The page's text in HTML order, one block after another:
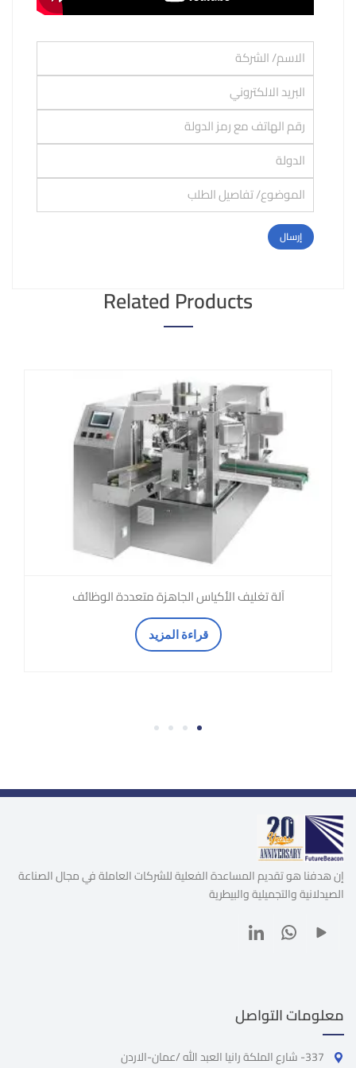
Related Products
آلة تغليف الأكياس الجاهزة متعددة الوظائف
قراءة المزيد
1
2
3
4
إن هدفنا هو تقديم المساعدة الفعلية للشركات العاملة في مجال الصناعة
الصيدلانية والتجميلية والبيطرية
معلومات التواصل
337- شارع الملكة رانيا العبد الله /عمان-الاردن